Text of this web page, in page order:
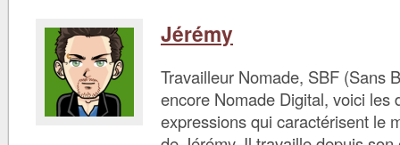
Jérémy
Travailleur Nomade, SBF (Sans
encore Nomade Digital, voici les
expressions qui caractérisent le